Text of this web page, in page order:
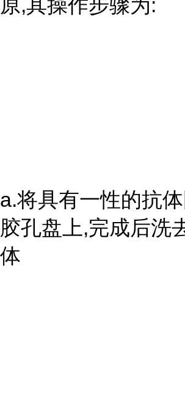
原,其操作步骤为:
a.将具有一性的抗
胶孔盘上,完成后洗
体